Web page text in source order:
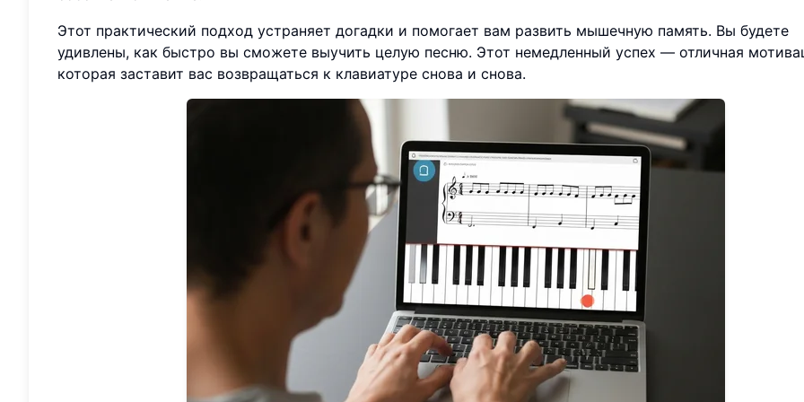
Этот практический подход устраняет догадки и помогает вам развить мышечную память. Вы будете
удивлены, как быстро вы сможете выучить целую песню. Этот немедленный успех — отличная
которая заставит вас возвращаться к клавиатуре снова и снова.